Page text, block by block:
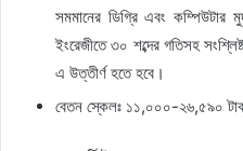
সমমানের ডিগ্রি এবং কম্পিউটার
ইংরেজীতে ৩০ শব্দের গতিসহ
এ উত্তীর্ণ হতে হবে।
বেতন স্কেলঃ ১১,০০০-২৬,৫৯০